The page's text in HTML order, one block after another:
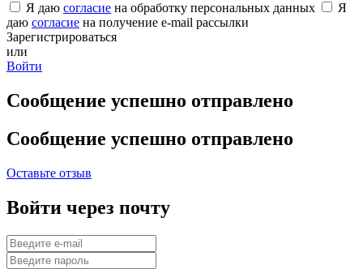
Я даю согласие на обработку персональных данных
Я
даю согласие на получение e-mail рассылки
Зарегистрироваться
или
Войти
Сообщение успешно отправлено
Сообщение успешно отправлено
Оставьте отзыв
Войти через почту